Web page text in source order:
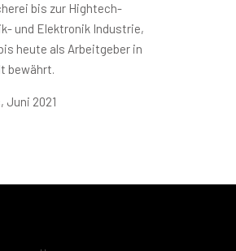
bis zur Hightech-
und Elektronik Industrie,
heute als Arbeitgeber in
bewährt.
Juni 2021